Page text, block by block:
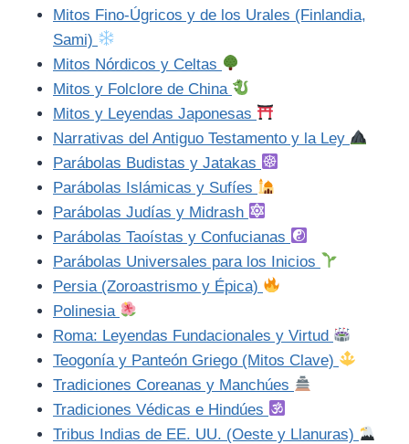
Mitos Fino-Úgricos y de los Urales (Finlandia,
Sami)
Mitos Nórdicos y Celtas
Mitos y Folclore de China
Mitos y Leyendas Japonesas
Narrativas del Antiguo Testamento y la Ley
Parábolas Budistas y Jatakas
Parábolas Islámicas y Sufíes
Parábolas Judías y Midrash
Parábolas Taoístas y Confucianas
Parábolas Universales para los Inicios
Persia (Zoroastrismo y Épica)
Polinesia
Roma: Leyendas Fundacionales y Virtud
Teogonía y Panteón Griego (Mitos Clave)
Tradiciones Coreanas y Manchúes
Tradiciones Védicas e Hindúes
Tribus Indias de EE. UU. (Oeste y Llanuras)